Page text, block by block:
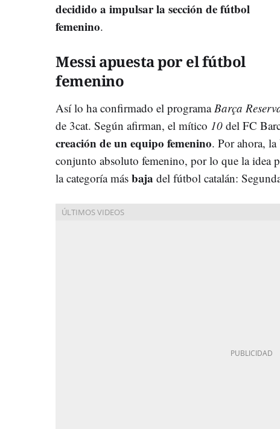
decidido a impulsar la sección de fútbol
femenino.
Messi apuesta por el fútbol
femenino
Así lo ha confirmado el programa Barça
de 3cat. Según afirman, el mítico 10 del FC
creación de un equipo femenino. Por ahora,
conjunto absoluto femenino, por lo que la idea
la categoría más baja del fútbol catalán: